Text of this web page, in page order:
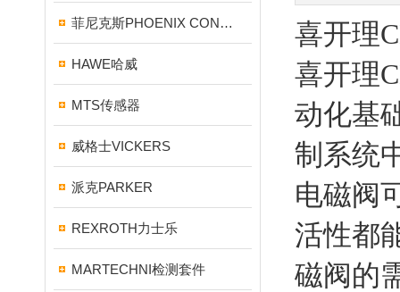
菲尼克斯PHOENIX CONTACT
HAWE哈威
MTS传感器
威格士VICKERS
派克PARKER
REXROTH力士乐
MARTECHNI检测套件
喜开理
喜开理
动化基
制系统
电磁阀
活性都
磁阀的